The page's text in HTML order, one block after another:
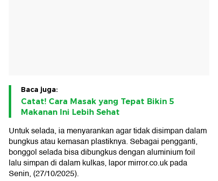
Baca juga:
Catat! Cara Masak yang Tepat Bikin 5
Makanan Ini Lebih Sehat
Untuk selada, ia menyarankan agar tidak disimpan dalam
bungkus atau kemasan plastiknya. Sebagai pengganti,
bonggol selada bisa dibungkus dengan aluminium foil
lalu simpan di dalam kulkas, lapor mirror.co.uk pada
Senin, (27/10/2025).